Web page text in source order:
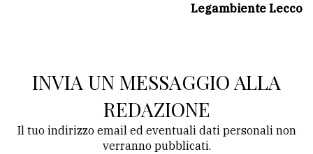
Legambiente Lecco
INVIA UN MESSAGGIO ALLA
REDAZIONE
Il tuo indirizzo email ed eventuali dati personali non
verranno pubblicati.